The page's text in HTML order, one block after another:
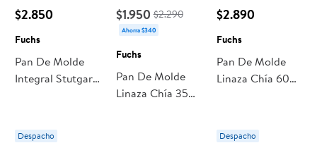
$2.850
Fuchs
Pan De Molde
Integral Stutgart
Despacho
$1.950 $2.290
Ahorra $340
Fuchs
Pan De Molde
Linaza Chía 350
$2.890
Fuchs
Pan De Molde
Linaza Chía 600
Despacho